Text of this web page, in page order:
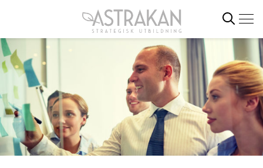
till
innehållet
Sök